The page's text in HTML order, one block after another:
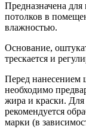
Предназначена для
потолков в
влажностью.
Основание,
трескается и
Перед нанесением
необходимо
жира и краски. Для
рекомендуется
марки (в